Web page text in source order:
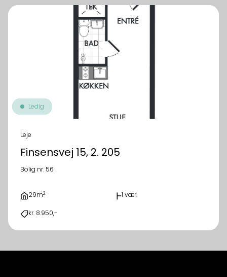
Ledig
Leje
Finsensvej 15, 2. 205
Bolig nr. 56
29m2 1 vær.
kr. 8.950,-